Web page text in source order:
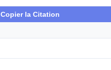
Copier la Citation